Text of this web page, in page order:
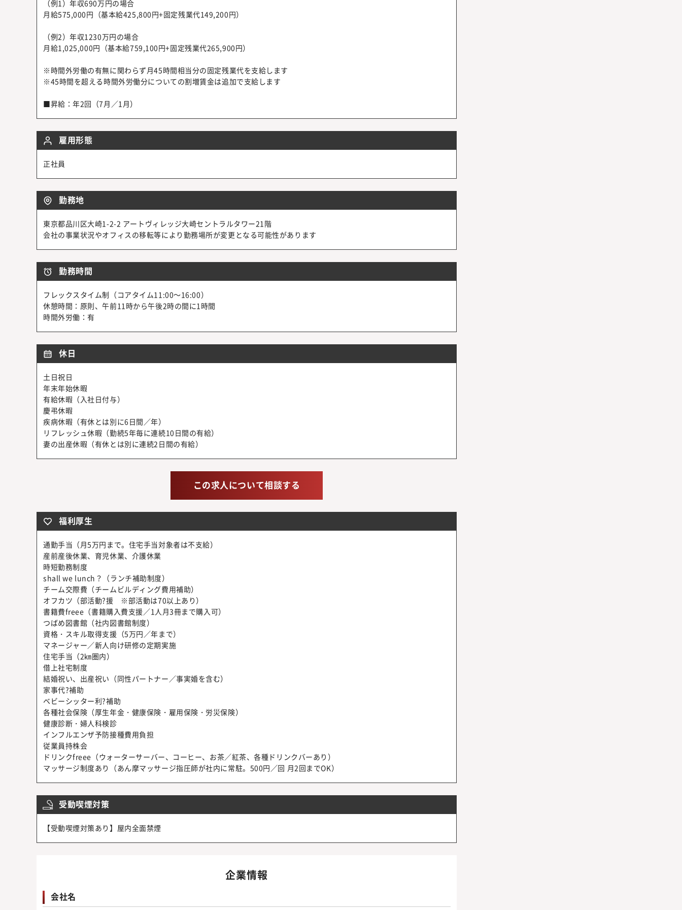
（例1）年収690万円の場合
月給575,000円（基本給425,800円+固定残業代149,200円）
（例2）年収1230万円の場合
月給1,025,000円（基本給759,100円+固定残業代265,900円）
※時間外労働の有無に関わらず月45時間相当分の固定残業代を支給します
※45時間を超える時間外労働分についての割増賃金は追加で支給します
■昇給：年2回（7月／1月）
雇用形態
正社員
勤務地
東京都品川区大崎1-2-2 アートヴィレッジ大崎セントラルタワー21階
会社の事業状況やオフィスの移転等により勤務場所が変更となる可能性があります
勤務時間
フレックスタイム制（コアタイム11:00～16:00）
休憩時間：原則、午前11時から午後2時の間に1時間
時間外労働：有
休日
土日祝日
年末年始休暇
有給休暇（入社日付与）
慶弔休暇
疾病休暇（有休とは別に6日間／年）
リフレッシュ休暇（勤続5年毎に連続10日間の有給）
妻の出産休暇（有休とは別に連続2日間の有給）
この求人について相談する
福利厚生
通勤手当（月5万円まで。住宅手当対象者は不支給）
産前産後休業、育児休業、介護休業
時短勤務制度
shall we lunch？（ランチ補助制度）
チーム交際費（チームビルディング費用補助）
オフカツ（部活動?援 ※部活動は70以上あり）
書籍費freee（書籍購入費支援／1人月3冊まで購入可）
つばめ図書館（社内図書館制度）
資格・スキル取得支援（5万円／年まで）
マネージャー／新人向け研修の定期実施
住宅手当（2㎞圏内）
借上社宅制度
結婚祝い、出産祝い（同性パートナー／事実婚を含む）
家事代?補助
ベビーシッター利?補助
各種社会保険（厚生年金・健康保険・雇用保険・労災保険）
健康診断・婦人科検診
インフルエンザ予防接種費用負担
従業員持株会
ドリンクfreee（ウォーターサーバー、コーヒー、お茶／紅茶、各種ドリンクバーあり）
マッサージ制度あり（あん摩マッサージ指圧師が社内に常駐。500円／回 月2回までOK）
受動喫煙対策
【受動喫煙対策あり】屋内全面禁煙
企業情報
会社名